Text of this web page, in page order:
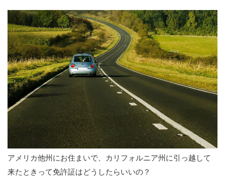
アメリカ他州にお住まいで、カリフォルニア州に引っ越して
来たときって免許証はどうしたらいいの？